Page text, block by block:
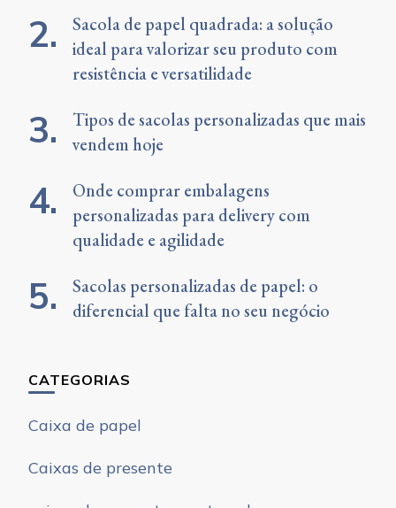
Sacola de papel quadrada: a solução
ideal para valorizar seu produto com
resistência e versatilidade
Tipos de sacolas personalizadas que mais
vendem hoje
Onde comprar embalagens
personalizadas para delivery com
qualidade e agilidade
Sacolas personalizadas de papel: o
diferencial que falta no seu negócio
CATEGORIAS
Caixa de papel
Caixas de presente